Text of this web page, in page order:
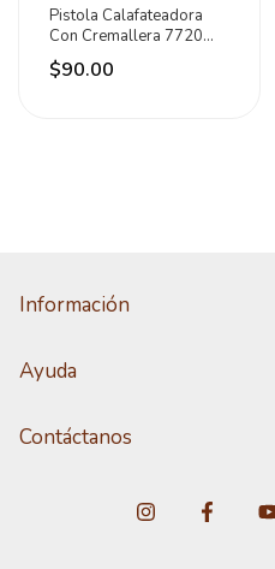
Pistola Calafateadora
Con Cremallera 7720
Santul
$90.00
Información
Ayuda
Contáctanos